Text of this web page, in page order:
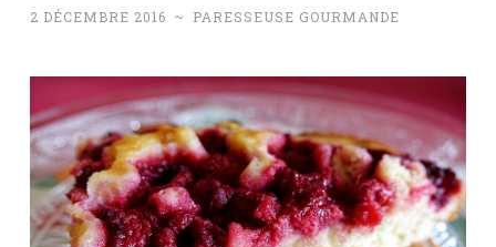
2 DÉCEMBRE 2016 ~ PARESSEUSE GOURMANDE